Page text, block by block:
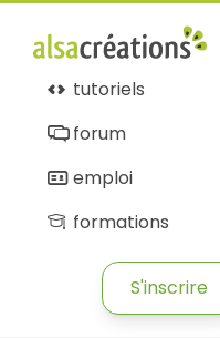
tutoriels
forum
emploi
formations
S'inscrire